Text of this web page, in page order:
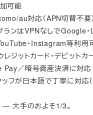
可能
au対応（APN切替不要）
ンはVPNなしでGoogle・
・Instagram等利用
ジットカード・デビット
Pay／暗号資産決済に対応
フが日本語で丁寧に対応（
大手のおよそ1/3。